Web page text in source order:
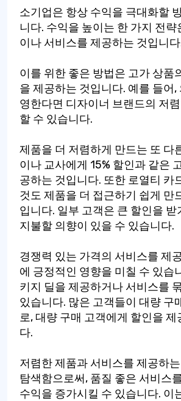
소기업은 항상 수익을 극대화할
니다. 수익을 높이는 한 가지 전략
이나 서비스를 제공하는 것입니
이를 위한 좋은 방법은 고가 상품
을 제공하는 것입니다. 예를 들어,
영한다면 디자이너 브랜드의 저
할 수 있습니다.
제품을 더 저렴하게 만드는 또 다
이나 교사에게 15% 할인과 같은
공하는 것입니다. 또한 로열티 카
것도 제품을 더 접근하기 쉽게 만
입니다. 일부 고객은 큰 할인을 받
지불할 의향이 있을 수 있습니다.
경쟁력 있는 가격의 서비스를 제
에 긍정적인 영향을 미칠 수 있습
키지 딜을 제공하거나 서비스를
있습니다. 많은 고객들이 대량 구
로, 대량 구매 고객에게 할인을 제
다.
저렴한 제품과 서비스를 제공하
탐색함으로써, 품질 좋은 서비스
수익을 증가시킬 수 있습니다. 이